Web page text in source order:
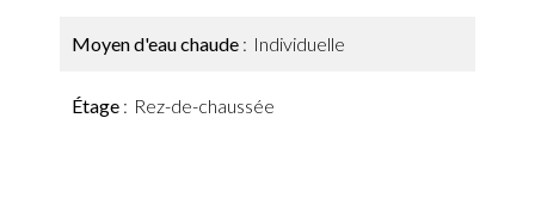
Moyen d'eau chaude Individuelle
Étage Rez-de-chaussée